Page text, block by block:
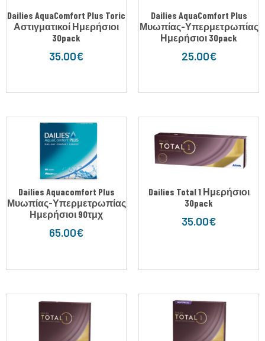
Dailies AquaComfort Plus Toric
Αστιγματικοί Ημερήσιοι
30pack
35.00€
Dailies AquaComfort Plus
Μυωπίας-Υπερμετρωπίας
Ημερήσιοι 30pack
25.00€
Dailies Aquacomfort Plus
Μυωπίας-Υπερμετρωπίας
Ημερήσιοι 90τμχ
65.00€
Dailies Total 1 Ημερήσιοι
30pack
35.00€